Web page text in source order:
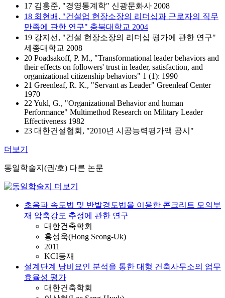
17 김홍준, "경영통계학" 신광문화사 2008
18 최현배, "건설업 현장소장의 리더십과 근로자의 직무
만족에 관한 연구" 충북대학교 2004
19 강지선, "건설 현장소장의 리더십 평가에 관한 연구"
세종대학교 2008
20 Poadsakoff, P. M., "Transformational leader behaviors and
their effects on followers' trust in leader, satisfaction, and
organizational citizenship behaviors" 1 (1): 1990
21 Greenleaf, R. K., "Servant as Leader" Greenleaf Center
1970
22 Yukl, G., "Organizational Behavior and human
Performance" Multimethod Research on Military Leader
Effectiveness 1982
23 대한건설협회, "2010년 시공능력평가액 공시"
더보기
동일학술지(권/호) 다른 논문
초음파 속도법 및 반발경도법을 이용한 콘크리트 모의부
재 압축강도 추정에 관한 연구
대한건축학회
홍성욱(Hong Seong-Uk)
2011
KCI등재
설계단계 낭비요인 분석을 통한 대형 건축사무소의 업무
효율성 평가
대한건축학회